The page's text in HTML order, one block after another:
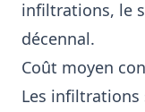
infiltrations, le
décennal.
Coût moyen
Les infiltrations